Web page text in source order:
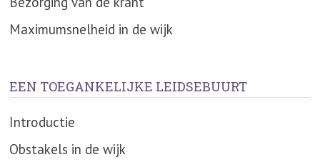
Maximumsnelheid in de wijk
EEN TOEGANKELIJKE LEIDSEBUURT
Introductie
Obstakels in de wijk